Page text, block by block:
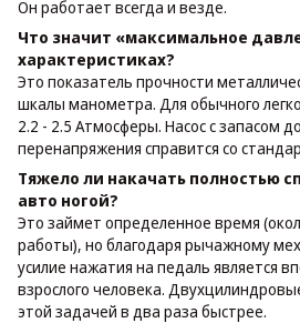
Он работает всегда и везде.
Что значит «максимальное
характеристиках?
Это показатель прочности
шкалы манометра. Для обычного
2.2 - 2.5 Атмосферы. Насос с запасом
перенапряжения справится со
Тяжело ли накачать полностью
авто ногой?
Это займет определенное время
работы), но благодаря рычажному
усилие нажатия на педаль является
взрослого человека.
этой задачей в два раза быстрее.